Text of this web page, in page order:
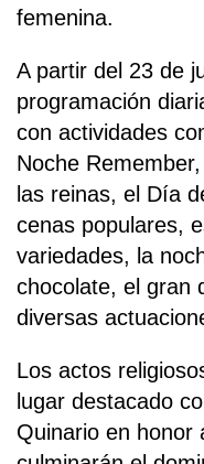
femenina.
A partir del 23 de
programación
con actividades
Noche
las reinas, el Día
cenas populares,
variedades, la
chocolate, el gran
diversas
Los actos
lugar destacado
Quinario en honor